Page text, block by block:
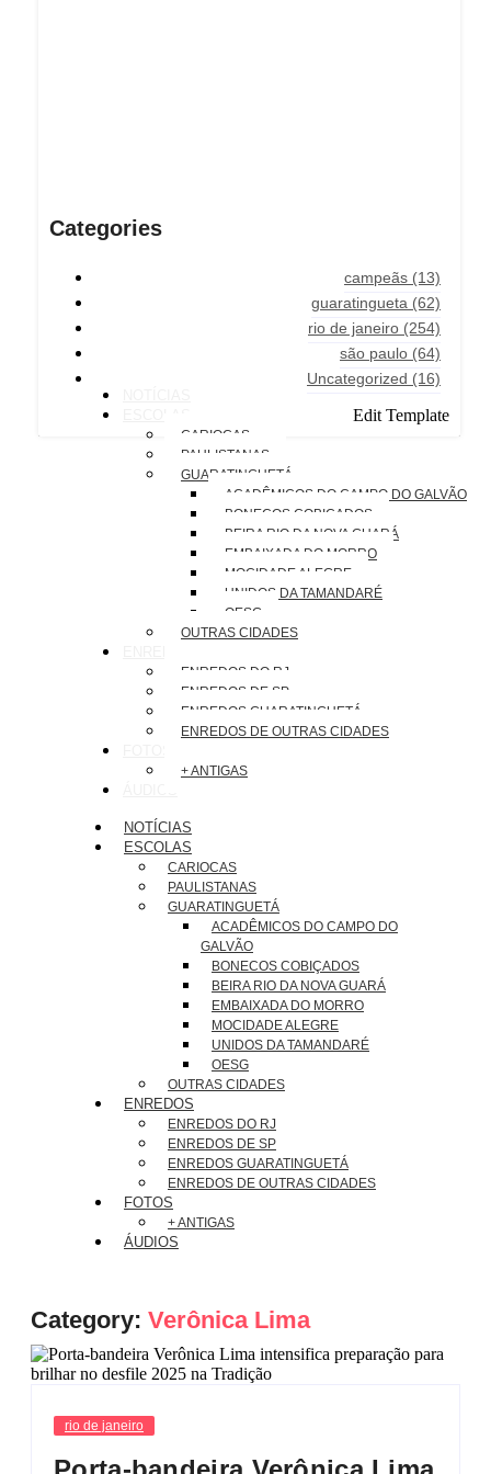
Categories
campeãs (13)
guaratingueta (62)
rio de janeiro (254)
são paulo (64)
Uncategorized (16)
Edit Template
CARIOCAS
PAULISTANAS
GUARATINGUETÁ
ACADÊMICOS DO CAMPO DO GALVÃO
BONECOS COBIÇADOS
BEIRA RIO DA NOVA GUARÁ
EMBAIXADA DO MORRO
MOCIDADE ALEGRE
UNIDOS DA TAMANDARÉ
OESG
OUTRAS CIDADES
ENREDOS DO RJ
ENREDOS DE SP
ENREDOS GUARATINGUETÁ
ENREDOS DE OUTRAS CIDADES
+ ANTIGAS
NOTÍCIAS
ESCOLAS
CARIOCAS
PAULISTANAS
GUARATINGUETÁ
ACADÊMICOS DO CAMPO DO
GALVÃO
BONECOS COBIÇADOS
BEIRA RIO DA NOVA GUARÁ
EMBAIXADA DO MORRO
MOCIDADE ALEGRE
UNIDOS DA TAMANDARÉ
OESG
OUTRAS CIDADES
ENREDOS
ENREDOS DO RJ
ENREDOS DE SP
ENREDOS GUARATINGUETÁ
ENREDOS DE OUTRAS CIDADES
FOTOS
+ ANTIGAS
ÁUDIOS
Category: Verônica Lima
rio de janeiro